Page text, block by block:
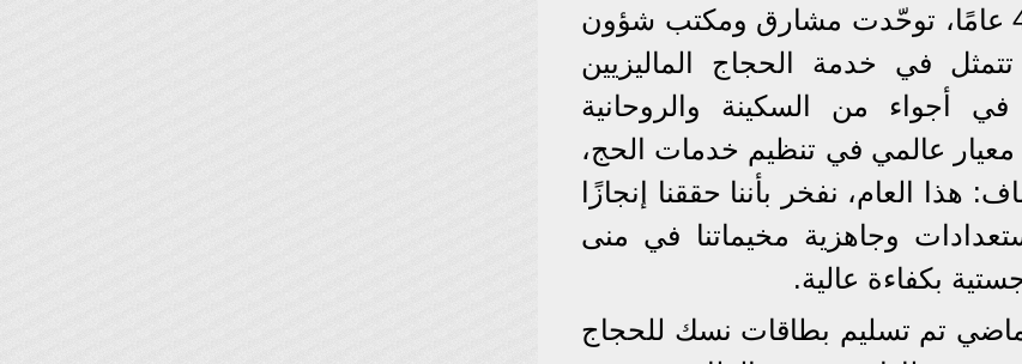
كلمته، إنه على مدار أكثر من 45 عامًا، توحّدت مشارق ومكتب شؤون
في خدمة الحجاج الماليزيين
أجواء من السكينة والروحانية
عالمي في تنظيم خدمات الحج،
هذا العام، نفخر بأننا حققنا إنجازًا
وجاهزية مخيماتنا في منى
بكفاءة عالية.
تم تسليم بطاقات نسك للحجاج